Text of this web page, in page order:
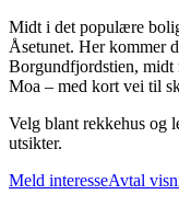
Midt i det populære
Åsetunet. Her kommer
Borgundfjordstien, midt
Moa – med kort vei til
Velg blant rekkehus og
utsikter.
Meld interesseAvtal